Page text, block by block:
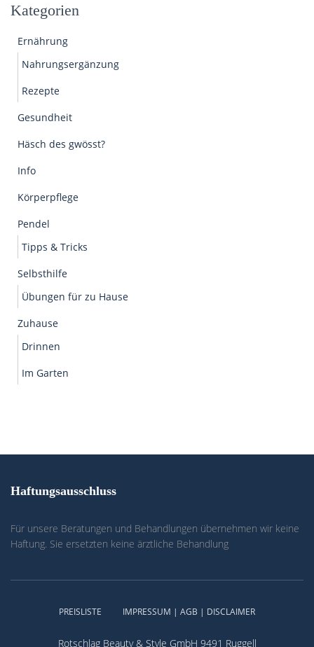
Kategorien
Ernährung
Nahrungsergänzung
Rezepte
Gesundheit
Häsch des gwösst?
Info
Körperpflege
Pendel
Tipps & Tricks
Selbsthilfe
Übungen für zu Hause
Zuhause
Drinnen
Im Garten
Haftungsausschluss
Für unsere Beratungen und Behandlungen übernehmen wir keine
Haftung. Sie ersetzten keine ärztliche Behandlung
PREISLISTE IMPRESSUM | AGB | DISCLAIMER
Rotschlag Beauty & Style GmbH 9491 Ruggell